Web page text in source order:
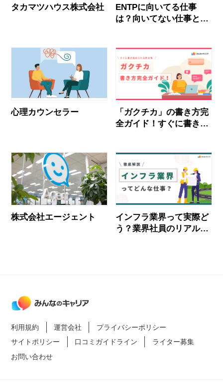
タカマツハウス株式会社
ENTPに向いてる仕事
は？向いてない仕事と就
心理カウンセラー
「ガクチカ」の書き方完
全ガイド！すぐに書き始
株式会社エージェント
インフラ業界って実際ど
う？業界社員のリアルな
利用規約 運営会社
プライバシーポリシー
サイトポリシー
口コミガイドライン
ライター募集
お問い合わせ